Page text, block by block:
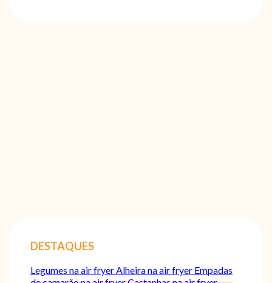
DESTAQUES
Legumes na air fryerAlheira na air fryer Empadas